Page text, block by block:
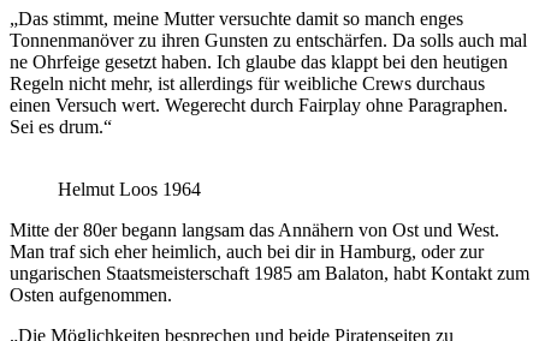
„Das stimmt, meine Mutter versuchte damit so manch enges
Tonnenmanöver zu ihren Gunsten zu entschärfen. Da solls auch mal
ne Ohrfeige gesetzt haben. Ich glaube das klappt bei den heutigen
Regeln nicht mehr, ist allerdings für weibliche Crews durchaus
einen Versuch wert. Wegerecht durch Fairplay ohne Paragraphen.
Sei es drum.“
Helmut Loos 1964
Mitte der 80er begann langsam das Annähern von Ost und West.
Man traf sich eher heimlich, auch bei dir in Hamburg, oder zur
ungarischen Staatsmeisterschaft 1985 am Balaton, habt Kontakt zum
Osten aufgenommen.
„Die Möglichkeiten besprechen und beide Piratenseiten zu